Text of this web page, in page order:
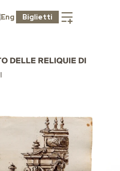
Eng Biglietti
DELLE RELIQUIE DI